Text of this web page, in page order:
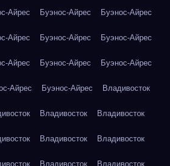
Айрес Буэнос-Айрес Буэнос-Айрес
Айрес Буэнос-Айрес Буэнос-Айрес
Айрес Буэнос-Айрес Буэнос-Айрес
Айрес Буэнос-Айрес Владивосток
Владивосток Владивосток
Владивосток Владивосток
Владивосток Владивосток